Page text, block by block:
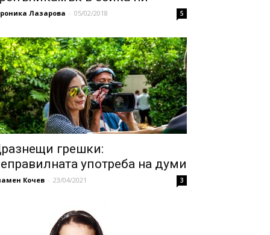
Лазарова - 05/02/2018 5
грешки:
употреба на думи
Кочев - 23/04/2021 3